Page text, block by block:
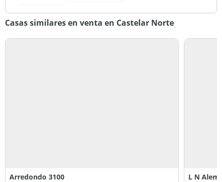
Casas similares en venta en Castelar Norte
Arredondo 3100 L N Alem